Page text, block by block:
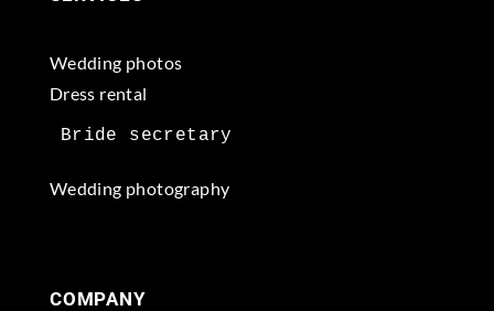
Wedding photos
Dress rental
Wedding photography
COMPANY